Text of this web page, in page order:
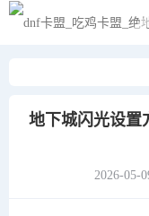
地下城闪光设置
2026-05-